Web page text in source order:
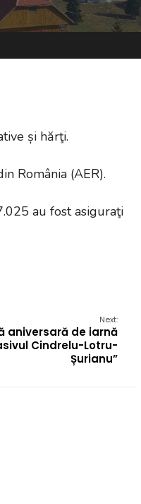
și hărţi.
România (AER).
au fost asiguraţi
Next:
aniversară de iarnă
Cindrelu-Lotru-
Șurianu”